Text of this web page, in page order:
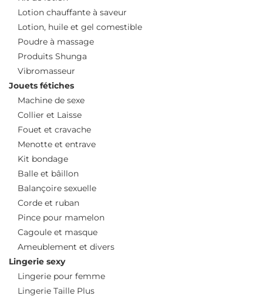
Lotion chauffante à saveur
Lotion, huile et gel comestible
Poudre à massage
Produits Shunga
Vibromasseur
Jouets fétiches
Machine de sexe
Collier et Laisse
Fouet et cravache
Menotte et entrave
Kit bondage
Balle et bâillon
Balançoire sexuelle
Corde et ruban
Pince pour mamelon
Cagoule et masque
Ameublement et divers
Lingerie sexy
Lingerie pour femme
Lingerie Taille Plus